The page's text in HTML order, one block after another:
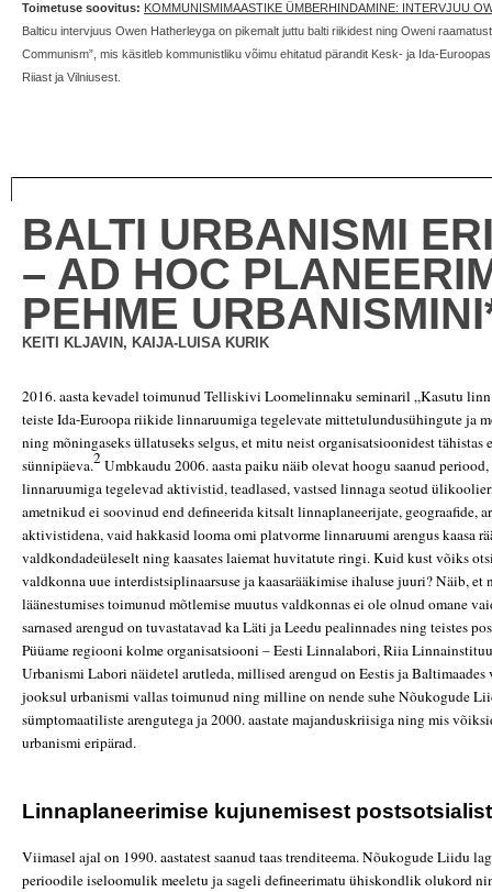
Toimetuse soovitus: KOMMUNISMIMAASTIKE ÜMBERHINDAMINE: INTERVJUU
Balticu intervjuus Owen Hatherleyga on pikemalt juttu balti riikidest ning Oweni
Communism”, mis käsitleb kommunistliku võimu ehitatud pärandit Kesk- ja Ida-
Riiast ja Vilniusest.
BALTI URBANISMI
– AD HOC
PEHME
KEITI KLJAVIN, KAIJA-LUISA KURIK
2016. aasta kevadel toimunud Telliskivi Loomelinnaku seminaril „Kasutu
teiste Ida-Euroopa riikide linnaruumiga tegelevate mittetulundusühingute ja
ning mõningaseks üllatuseks selgus, et mitu neist organisatsioonidest tähistas
sünnipäeva.2Umbkaudu 2006. aasta paiku näib olevat hoogu saanud
linnaruumiga tegelevad aktivistid, teadlased, vastsed linnaga seotud
ametnikud ei soovinud end defineerida kitsalt linnaplaneerijate, geograafide,
aktivistidena, vaid hakkasid looma omi platvorme linnaruumi arengus kaasa
valdkondadeüleselt ning kaasates laiemat huvitatute ringi. Kuid kust võiks
valdkonna uue interdistsiplinaarsuse ja kaasarääkimise ihaluse juuri? Näib, et
läänestumises toimunud mõtlemise muutus valdkonnas ei ole olnud omane
sarnased arengud on tuvastatavad ka Läti ja Leedu pealinnades ning teistes
Püüame regiooni kolme organisatsiooni – Eesti Linnalabori, Riia
Urbanismi Labori näidetel arutleda, millised arengud on Eestis ja Baltimaades
jooksul urbanismi vallas toimunud ning milline on nende suhe Nõukogude
sümptomaatiliste arengutega ja 2000. aastate majanduskriisiga ning mis
urbanismi eripärad.
Linnaplaneerimise kujunemisest
Viimasel ajal on 1990. aastatest saanud taas trenditeema. Nõukogude Liidu
perioodile iseloomulik meeletu ja sageli defineerimatu ühiskondlik olukord